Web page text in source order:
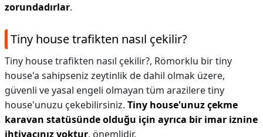
zorundadırlar.
Tiny house trafikten nasıl çekilir?
Tiny house trafikten nasıl çekilir?, Römorklu bir tiny
house'a sahipseniz zeytinlik de dahil olmak üzere,
güvenli ve yasal engeli olmayan tüm arazilere tiny
house'unuzu çekebilirsiniz. Tiny house'unuz çekme
karavan statüsünde olduğu için ayrıca bir imar iznine
ihtiyacınız yoktur. önemlidir.